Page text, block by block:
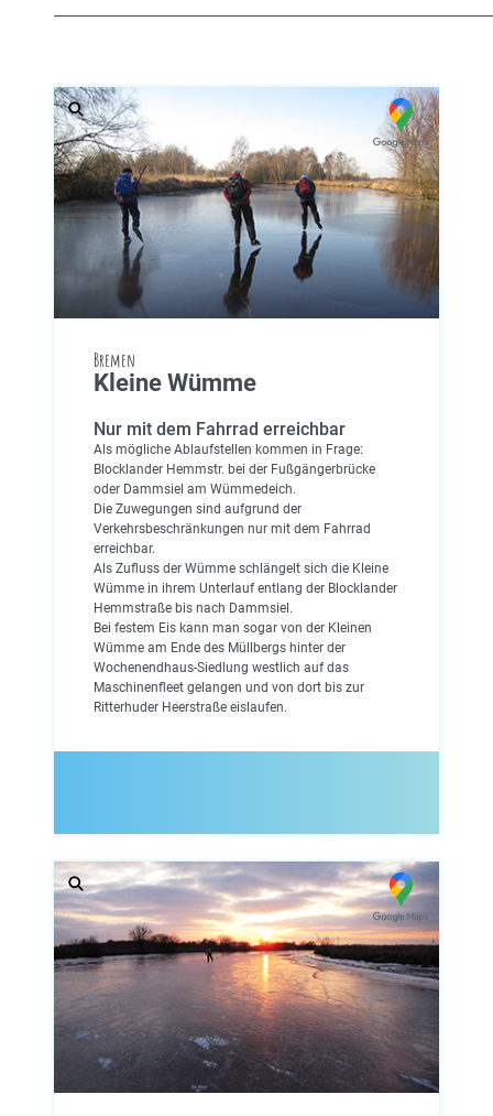
Bremen
Kleine Wümme
Nur mit dem Fahrrad erreichbar
Als mögliche Ablaufstellen kommen in Frage:
Blocklander Hemmstr. bei der Fußgängerbrücke
oder Dammsiel am Wümmedeich.
Die Zuwegungen sind aufgrund der
Verkehrsbeschränkungen nur mit dem Fahrrad
erreichbar.
Als Zufluss der Wümme schlängelt sich die Kleine
Wümme in ihrem Unterlauf entlang der Blocklander
Hemmstraße bis nach Dammsiel.
Bei festem Eis kann man sogar von der Kleinen
Wümme am Ende des Müllbergs hinter der
Wochenendhaus-Siedlung westlich auf das
Maschinenfleet gelangen und von dort bis zur
Ritterhuder Heerstraße eislaufen.